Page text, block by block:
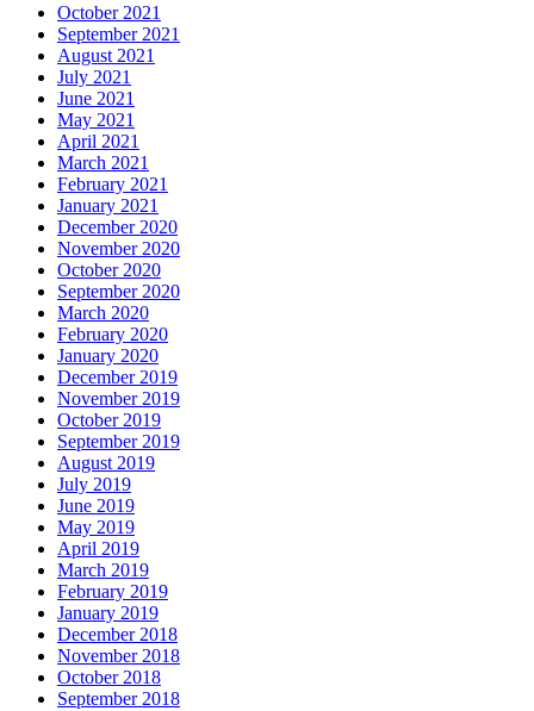
October 2021
September 2021
August 2021
July 2021
June 2021
May 2021
April 2021
March 2021
February 2021
January 2021
December 2020
November 2020
October 2020
September 2020
March 2020
February 2020
January 2020
December 2019
November 2019
October 2019
September 2019
August 2019
July 2019
June 2019
May 2019
April 2019
March 2019
February 2019
January 2019
December 2018
November 2018
October 2018
September 2018